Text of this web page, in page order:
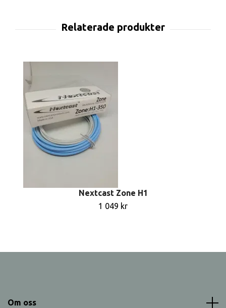
Nextcast Zone H1
1 049 kr
Om oss